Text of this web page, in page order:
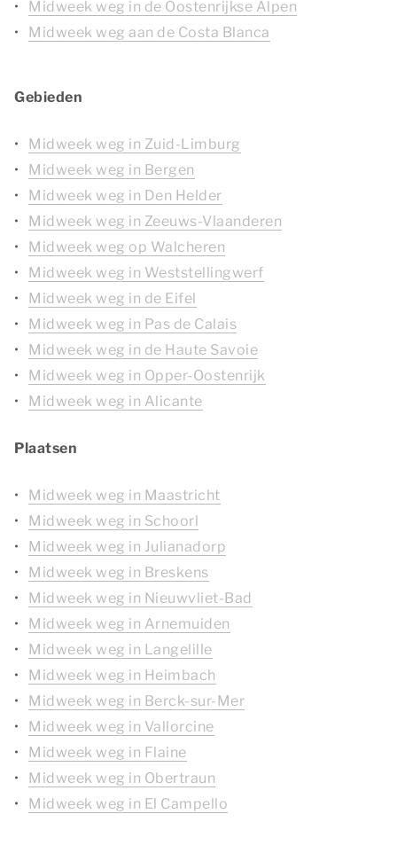
Midweek weg in de Oostenrijkse Alpen
Midweek weg aan de Costa Blanca
Gebieden
Midweek weg in Zuid-Limburg
Midweek weg in Bergen
Midweek weg in Den Helder
Midweek weg in Zeeuws-Vlaanderen
Midweek weg op Walcheren
Midweek weg in Weststellingwerf
Midweek weg in de Eifel
Midweek weg in Pas de Calais
Midweek weg in de Haute Savoie
Midweek weg in Opper-Oostenrijk
Midweek weg in Alicante
Plaatsen
Midweek weg in Maastricht
Midweek weg in Schoorl
Midweek weg in Julianadorp
Midweek weg in Breskens
Midweek weg in Nieuwvliet-Bad
Midweek weg in Arnemuiden
Midweek weg in Langelille
Midweek weg in Heimbach
Midweek weg in Berck-sur-Mer
Midweek weg in Vallorcine
Midweek weg in Flaine
Midweek weg in Obertraun
Midweek weg in El Campello